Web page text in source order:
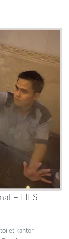
– HES
toilet kantor